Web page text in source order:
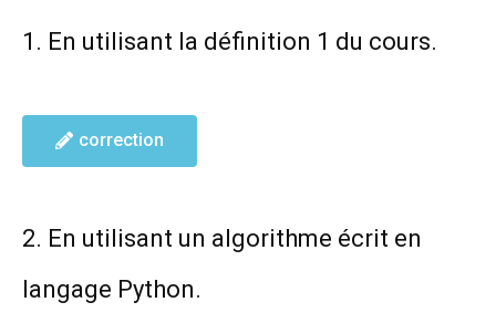
1. En utilisant la définition 1 du cours.
correction
2. En utilisant un algorithme écrit en
langage Python.